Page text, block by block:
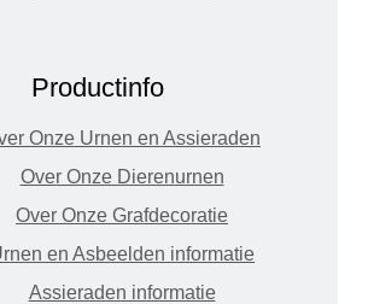
Productinfo
Onze Urnen en Assieraden
Over Onze Dierenurnen
Over Onze Grafdecoratie
en Asbeelden informatie
Assieraden informatie